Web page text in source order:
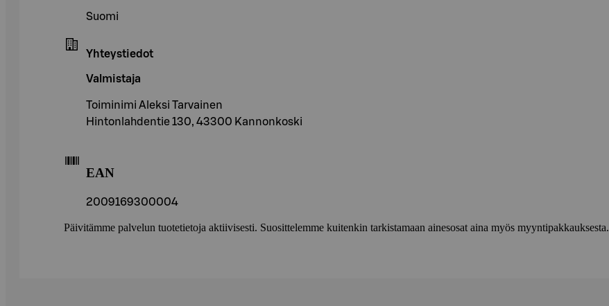
Suomi
Yhteystiedot
Valmistaja
Toiminimi Aleksi Tarvainen
Hintonlahdentie 130, 43300 Kannonkoski
EAN
2009169300004
Päivitämme palvelun tuotetietoja aktiivisesti. Suosittelemme kuitenkin tarkistamaan ainesosat aina myös myyntipakkauksesta.